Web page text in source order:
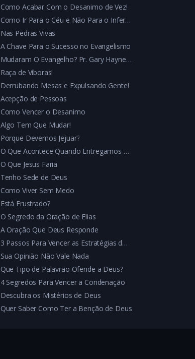
Como Acabar Com o Desanimo de Vez!
Como Ir Para o Céu e Não Para o Inferno
Nas Pedras Vivas
A Chave Para o Sucesso no Evangelismo
Mudaram O Evangelho? Pr. Gary Haynes te explica!
Raça de Víboras!
Derrubando Mesas e Expulsando Gente!
Acepção de Pessoas
Como Vencer o Desanimo
Algo Tem Que Mudar!
Porque Devemos Jejuar?
O Que Acontece Quando Entregamos Tudo a Deus
O Que Jesus Faria
Tenho Sede de Deus
Como Viver Sem Medo
Está Frustrado?
O Segredo da Oração de Elias
A Oração Que Deus Responde
3 Passos Para Vencer as Estratégias do Diabo
Sua Opinião Não Vale Nada
Que Tipo de Palavrão Ofende a Deus?
4 Segredos Para Vencer a Condenação
Descubra os Mistérios de Deus
Quer Saber Como Ter a Benção de Deus